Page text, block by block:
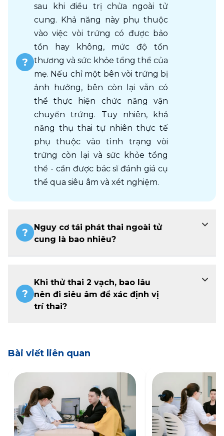
sau khi điều trị chửa ngoài tử
cung. Khả năng này phụ thuộc
vào việc vòi trứng có được bảo
tồn hay không, mức độ tổn
thương và sức khỏe tổng thể của
mẹ. Nếu chỉ một bên vòi trứng bị
ảnh hưởng, bên còn lại vẫn có
thể thực hiện chức năng vận
chuyển trứng. Tuy nhiên, khả
năng thụ thai tự nhiên thực tế
phụ thuộc vào tình trạng vòi
trứng còn lại và sức khỏe tổng
thể - cần được bác sĩ đánh giá cụ
Nguy cơ tái phát thai ngoài tử
cung là bao nhiêu?
Khi thử thai 2 vạch, bao lâu
nên đi siêu âm để xác định vị
trí thai?
Bài viết liên quan